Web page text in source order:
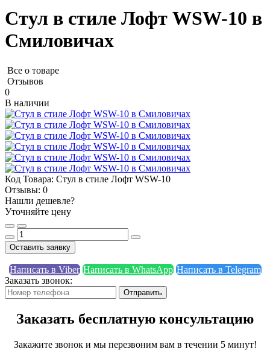
Стул в стиле Лофт WSW-10 в
Смиловичах
Все о товаре
Отзывов
0
В наличии
Код Товара: Стул в стиле Лофт WSW-10
Отзывы: 0
Нашли дешевле?
Уточняйте цену
Оставить заявку
Написать в Viber Написать в WhatsApp Написать в Telegram
Заказать звонок:
Отправить
Заказать бесплатную консультацию
Закажите звонок и мы перезвоним вам в течении 5 минут!